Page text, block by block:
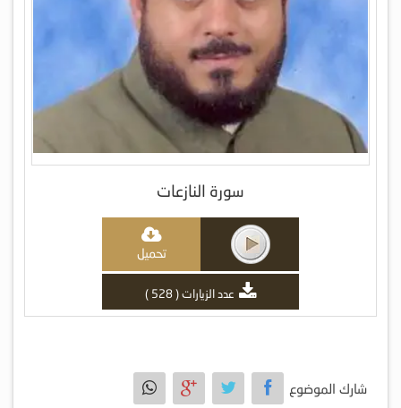
سورة النازعات
تحميل
عدد الزيارات ( 528 )
شارك الموضوع